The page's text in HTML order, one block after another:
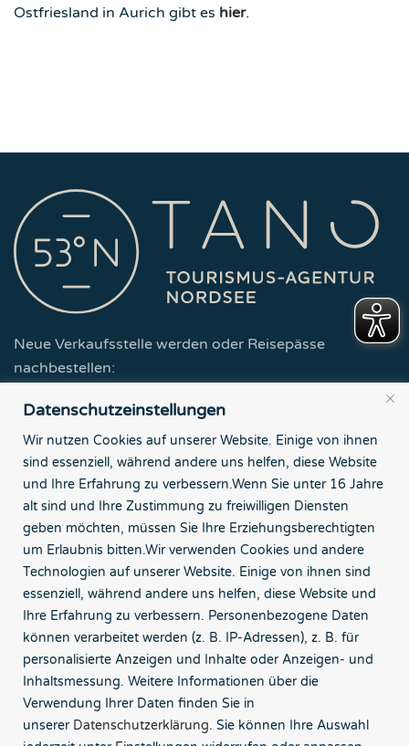
Datenschutzeinstellungen
Wir nutzen Cookies auf unserer Website. Einige von ihnen
sind essenziell, während andere uns helfen, diese Website
und Ihre Erfahrung zu verbessern.Wenn Sie unter 16 Jahre
alt sind und Ihre Zustimmung zu freiwilligen Diensten
geben möchten, müssen Sie Ihre Erziehungsberechtigten
um Erlaubnis bitten.Wir verwenden Cookies und andere
Technologien auf unserer Website. Einige von ihnen sind
essenziell, während andere uns helfen, diese Website und
Ihre Erfahrung zu verbessern. Personenbezogene Daten
können verarbeitet werden (z. B. IP-Adressen), z. B. für
personalisierte Anzeigen und Inhalte oder Anzeigen- und
Inhaltsmessung. Weitere Informationen über die
Verwendung Ihrer Daten finden Sie in
unserer Datenschutzerklärung. Sie können Ihre Auswahl
Ostfriesland in Aurich gibt es hier.
Neue Verkaufsstelle werden oder Reisepässe
nachbestellen:
Zur Partner-Seite
Tourismus-Agentur Nordsee GmbH
Börsenstr. 7
26382 Wilhelmshaven
Kontakt
Impressum
Datenschutz
Bildnachweise
Barrierefreiheitserklärung